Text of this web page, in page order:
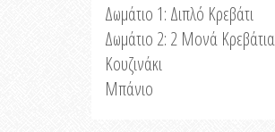
Δωμάτιο 1: Διπλό Κρεβάτι
Δωμάτιο 2: 2 Μονά Κρεβάτια
Κουζινάκι
Μπάνιο